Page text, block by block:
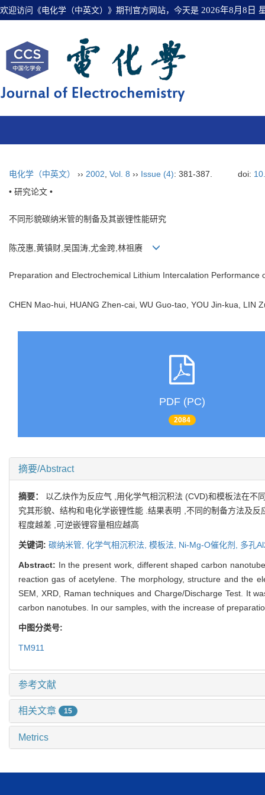
欢迎访问《电化学（中英文）》期刊官方网站，今天是 2026年8月8日
电化学（中英文） ›› 2002 Vol. 8 ›› Issue (4): 381-387. doi:
• 研究论文 •
不同形貌碳纳米管的制备及其嵌锂性能研究
陈茂惠,黄镇财,吴国涛,尤金跨,林祖赓
Preparation and Electrochemical Lithium Intercalation Performance
CHEN Mao-hui, HUANG Zhen-cai, WU Guo-tao, YOU Jin-kua,
PDF (PC)
2084
摘要/Abstract
摘要： 以乙炔作为反应气 ,用化学气相沉积法 (CVD)和模板法在
究其形貌、结构和电化学嵌锂性能 .结果表明 ,不同的制备方法及
程度越差 ,可逆嵌锂容量相应越高
关键词: 碳纳米管, 化学气相沉积法, 模板法, Ni-Mg-O催化剂, 多孔
Abstract: In the present work, different shaped carbon
reaction gas of acetylene. The morphology, structure and the
SEM, XRD, Raman techniques and Charge/Discharge Test. It
carbon nanotubes. In our samples, with the increase of
中图分类号:
TM911
参考文献
相关文章 15
Metrics